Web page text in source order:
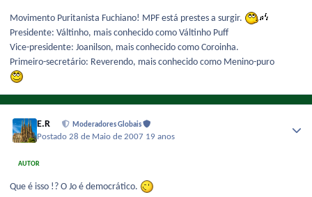
Movimento Puritanista Fuchiano! MPF está prestes a surgir.
Presidente: Váltinho, mais conhecido como Váltinho Puff
Vice-presidente: Joanilson, mais conhecido como Coroinha.
Primeiro-secretário: Reverendo, mais conhecido como Menino-puro
E.R Moderadores Globais
Postado28 de Maio de 2007 19 anos
AUTOR
Que é isso !? O Jo é democrático.